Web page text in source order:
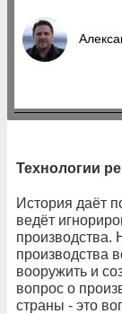
Технологии
История даёт
ведёт
производства.
производства
вооружить и
вопрос о
страны - это